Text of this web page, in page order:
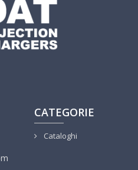
CATEGORIE
Cataloghi